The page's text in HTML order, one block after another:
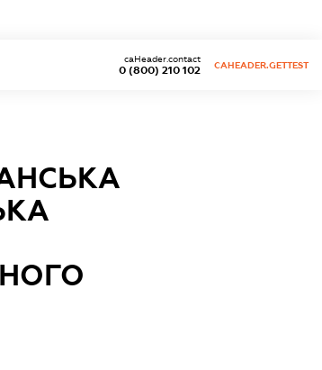
0 (800) 210 102
caHeader.contact
CAHEADER.GETTEST